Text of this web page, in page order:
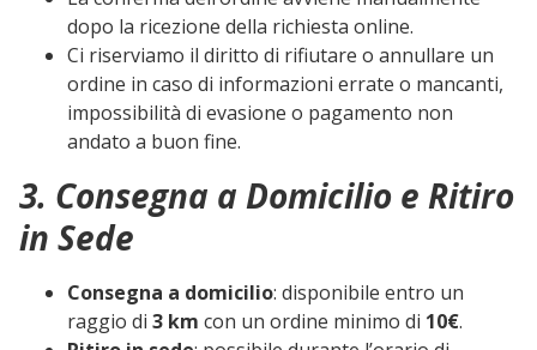
dopo la ricezione della richiesta online.
Ci riserviamo il diritto di rifiutare o annullare un
ordine in caso di informazioni errate o mancanti,
impossibilità di evasione o pagamento non
andato a buon fine.
3. Consegna a Domicilio e Ritiro
in Sede
Consegna a domicilio: disponibile entro un
raggio di 3 km con un ordine minimo di 10€.